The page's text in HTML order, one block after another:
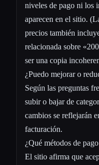
niveles de pago ni los
aparecen en el sitio.
precios también
relacionada sobre
ser una copia
¿Puedo mejorar o
Según las preguntas
subir o bajar de
cambios se reflejarán
facturación.
¿Qué métodos de
El sitio afirma que